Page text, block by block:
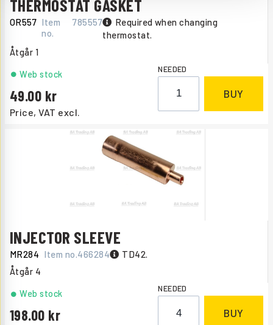
THERMOSTAT GASKET
OR557 Item
no.
785557
Required when changing
thermostat.
Åtgår 1
Price, VAT excl.
49.00
Web stock NEEDED
BUY
INJECTOR SLEEVE
MR284 Item no.466284 TD42.
Åtgår 4
198.00
Web stock NEEDED
BUY